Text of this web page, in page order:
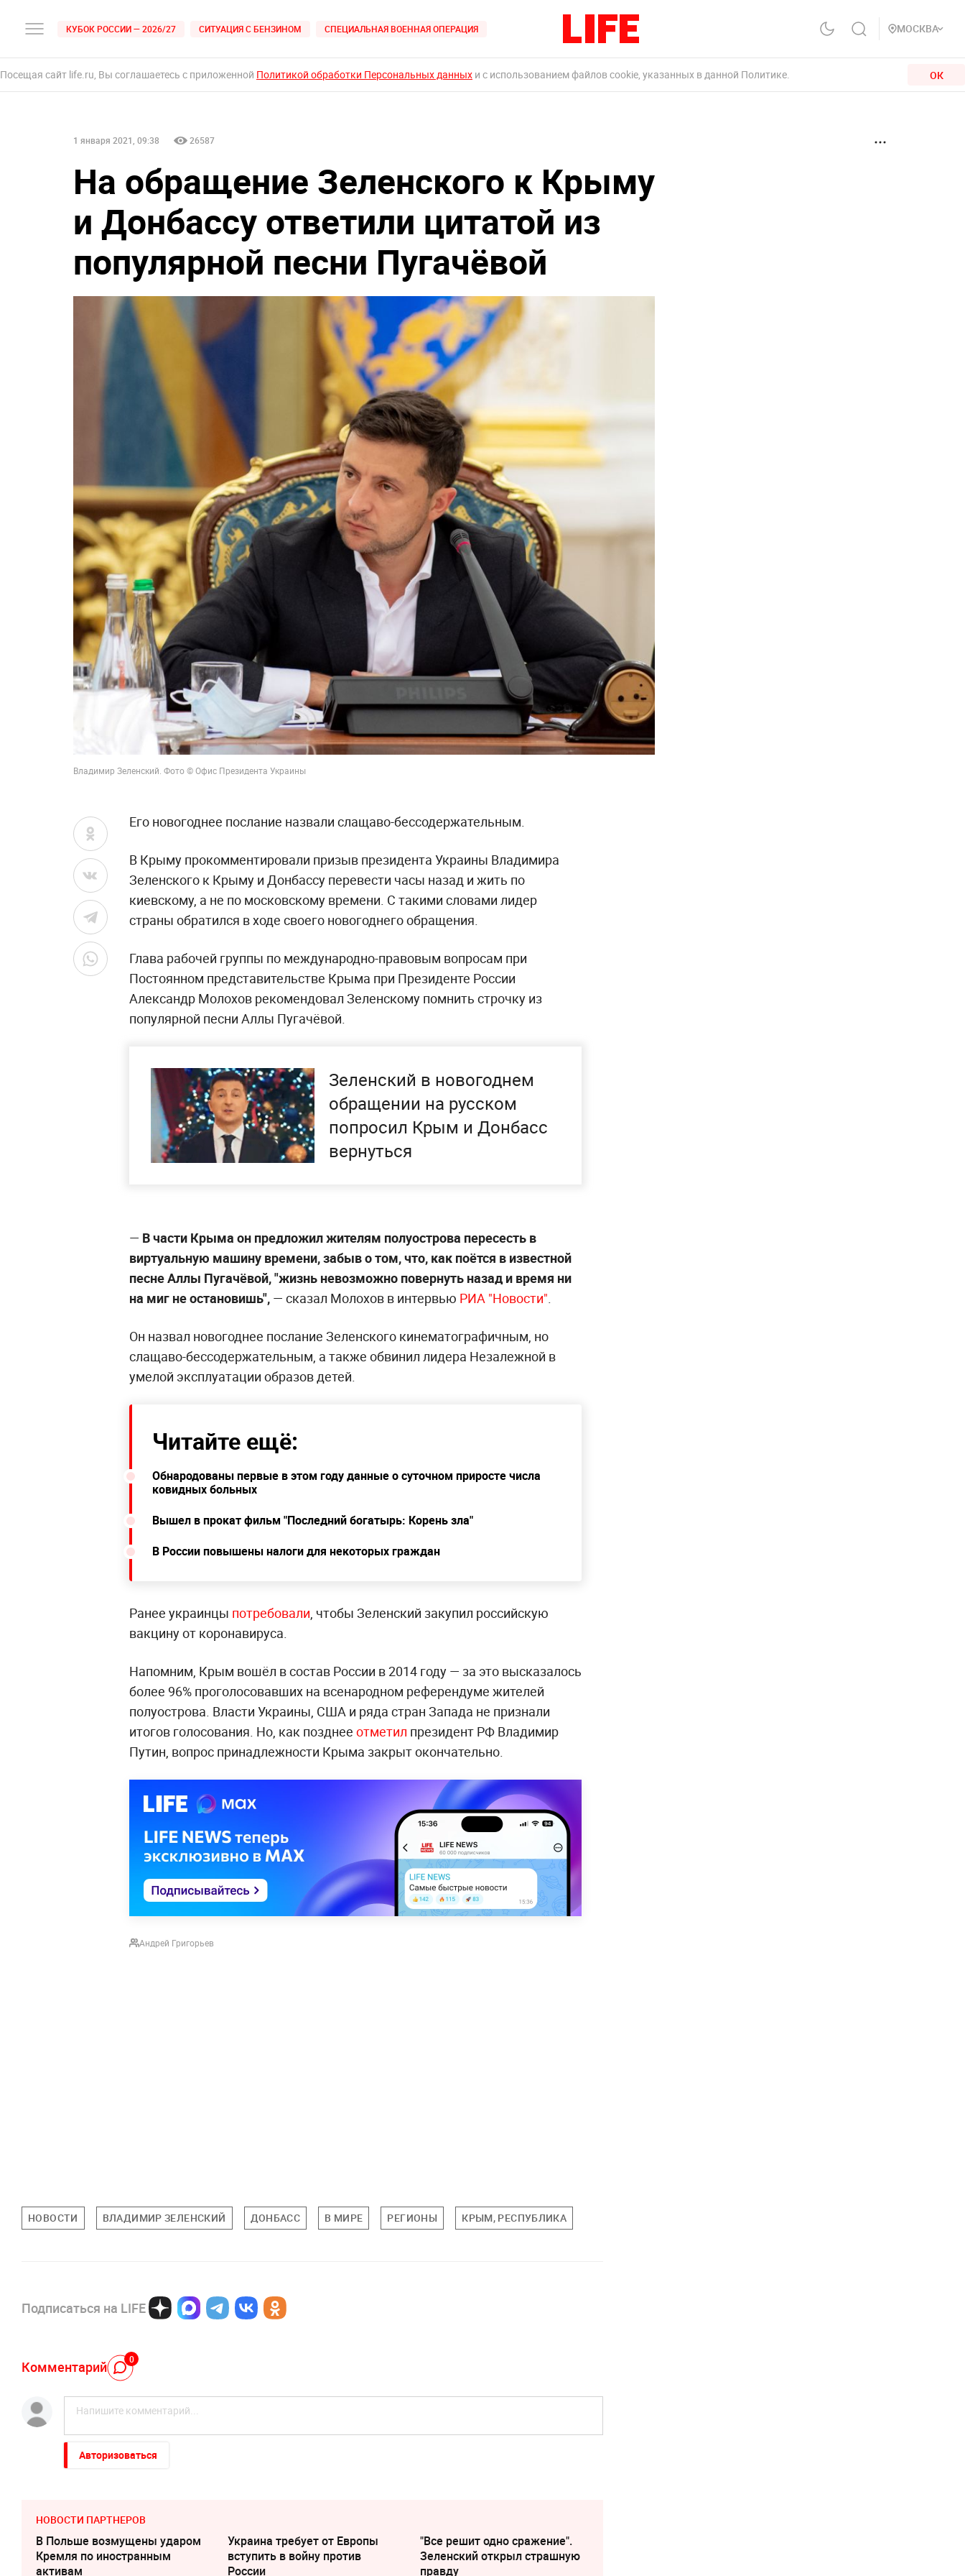
КУБОК РОССИИ — 2026/27 СИТУАЦИЯ С БЕНЗИНОМ СПЕЦИАЛЬНАЯ ВОЕННАЯ ОПЕРАЦИЯ МОСКВА
Посещая сайт life.ru, Вы соглашаетесь с приложенной Политикой обработки Персональных данных и с использованием файлов cookie, указанных в данной Политике. ОК
1 января 2021, 09:38 26587
На обращение Зеленского к Крыму
и Донбассу ответили цитатой из
популярной песни Пугачёвой
Владимир Зеленский. Фото © Офис Президента Украины
Его новогоднее послание назвали слащаво-бессодержательным.
В Крыму прокомментировали призыв президента Украины Владимира
Зеленского к Крыму и Донбассу перевести часы назад и жить по
киевскому, а не по московскому времени. С такими словами лидер
страны обратился в ходе своего новогоднего обращения.
Глава рабочей группы по международно-правовым вопросам при
Постоянном представительстве Крыма при Президенте России
Александр Молохов рекомендовал Зеленскому помнить строчку из
популярной песни Аллы Пугачёвой.
Зеленский в новогоднем
обращении на русском
попросил Крым и Донбасс
вернуться
— В части Крыма он предложил жителям полуострова пересесть в
виртуальную машину времени, забыв о том, что, как поётся в известной
песне Аллы Пугачёвой, "жизнь невозможно повернуть назад и время ни
на миг не остановишь", — сказал Молохов в интервью РИА "Новости".
Он назвал новогоднее послание Зеленского кинематографичным, но
слащаво-бессодержательным, а также обвинил лидера Незалежной в
умелой эксплуатации образов детей.
Читайте ещё:
Обнародованы первые в этом году данные о суточном приросте числа
ковидных больных
Вышел в прокат фильм "Последний богатырь: Корень зла"
В России повышены налоги для некоторых граждан
Ранее украинцы потребовали, чтобы Зеленский закупил российскую
вакцину от коронавируса.
Напомним, Крым вошёл в состав России в 2014 году — за это высказалось
более 96% проголосовавших на всенародном референдуме жителей
полуострова. Власти Украины, США и ряда стран Запада не признали
итогов голосования. Но, как позднее отметил президент РФ Владимир
Путин, вопрос принадлежности Крыма закрыт окончательно.
Андрей Григорьев
НОВОСТИ ВЛАДИМИР ЗЕЛЕНСКИЙ ДОНБАСС В МИРЕ РЕГИОНЫ КРЫМ, РЕСПУБЛИКА
Подписаться на LIFE
Комментарий 0
Авторизоваться
НОВОСТИ ПАРТНЕРОВ
В Польше возмущены ударом
Кремля по иностранным
активам
Украина требует от Европы
вступить в войну против
России
"Все решит одно сражение".
Зеленский открыл страшную
правду